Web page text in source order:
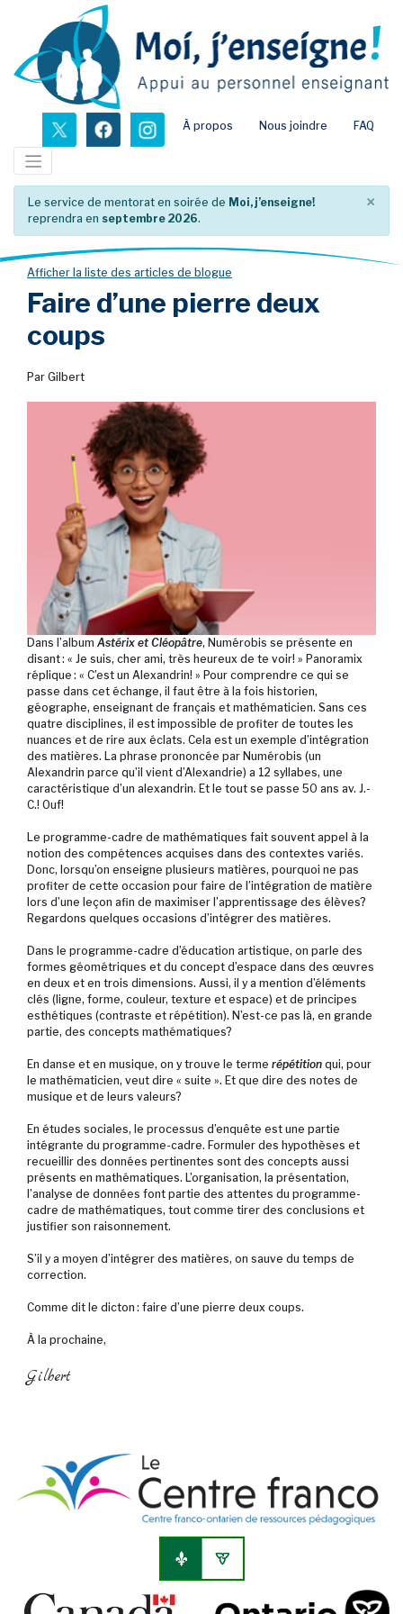
contenu
principal
nouvel ongletnouvel ongletnouvel onglet
À propos Nous joindre FAQ
Le service de mentorat en soirée de Moi, j’enseigne!
reprendra en septembre 2026.
×
Afficher la liste des articles de blogue
Faire d’une pierre deux
coups
Par Gilbert
Dans l’album Astérix et Cléopâtre, Numérobis se présente en
disant : « Je suis, cher ami, très heureux de te voir! » Panoramix
réplique : « C’est un Alexandrin! » Pour comprendre ce qui se
passe dans cet échange, il faut être à la fois historien,
géographe, enseignant de français et mathématicien. Sans ces
quatre disciplines, il est impossible de profiter de toutes les
nuances et de rire aux éclats. Cela est un exemple d’intégration
des matières. La phrase prononcée par Numérobis (un
Alexandrin parce qu’il vient d’Alexandrie) a 12 syllabes, une
caractéristique d’un alexandrin. Et le tout se passe 50 ans av. J.-
C.! Ouf!
Le programme-cadre de mathématiques fait souvent appel à la
notion des compétences acquises dans des contextes variés.
Donc, lorsqu’on enseigne plusieurs matières, pourquoi ne pas
profiter de cette occasion pour faire de l’intégration de matière
lors d’une leçon afin de maximiser l’apprentissage des élèves?
Regardons quelques occasions d’intégrer des matières.
Dans le programme-cadre d’éducation artistique, on parle des
formes géométriques et du concept d’espace dans des œuvres
en deux et en trois dimensions. Aussi, il y a mention d’éléments
clés (ligne, forme, couleur, texture et espace) et de principes
esthétiques (contraste et répétition). N’est-ce pas là, en grande
partie, des concepts mathématiques?
En danse et en musique, on y trouve le terme répétition qui, pour
le mathématicien, veut dire « suite ». Et que dire des notes de
musique et de leurs valeurs?
En études sociales, le processus d’enquête est une partie
intégrante du programme-cadre. Formuler des hypothèses et
recueillir des données pertinentes sont des concepts aussi
présents en mathématiques. L’organisation, la présentation,
l’analyse de données font partie des attentes du programme-
cadre de mathématiques, tout comme tirer des conclusions et
justifier son raisonnement.
S’il y a moyen d’intégrer des matières, on sauve du temps de
correction.
Comme dit le dicton : faire d’une pierre deux coups.
À la prochaine,
Gilbert